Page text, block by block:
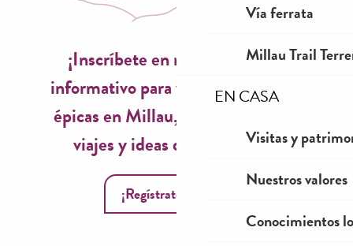
Vía ferrata
Millau Trail
EN CASA
Visitas y
Nuestros valores
Conocimientos
¡Inscríbete en nuestro boletín
informativo para vivir experiencias
épicas en Millau, inspiraciones de
viajes y ideas de temporada!
¡Regístrate ahora!